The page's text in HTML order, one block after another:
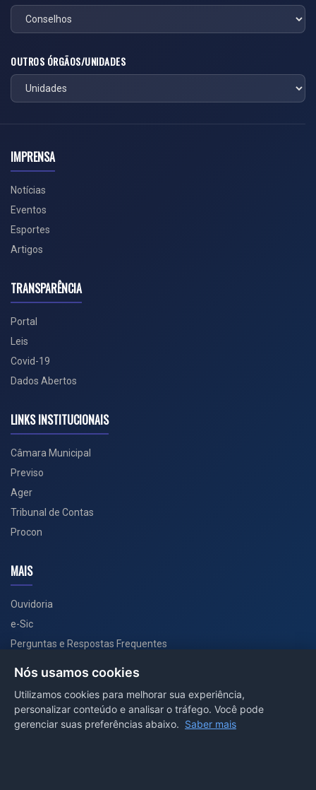
OUTROS ÓRGÃOS/UNIDADES
IMPRENSA
Notícias
Eventos
Esportes
Artigos
TRANSPARÊNCIA
Portal
Leis
Covid-19
Dados Abertos
LINKS INSTITUCIONAIS
Câmara Municipal
Previso
Ager
Tribunal de Contas
Procon
MAIS
Ouvidoria
e-Sic
Perguntas e Respostas Frequentes
PORTAL COVID-19
Nós usamos cookies
Utilizamos cookies para melhorar sua experiência,
personalizar conteúdo e analisar o tráfego. Você pode
gerenciar suas preferências abaixo. Saber mais